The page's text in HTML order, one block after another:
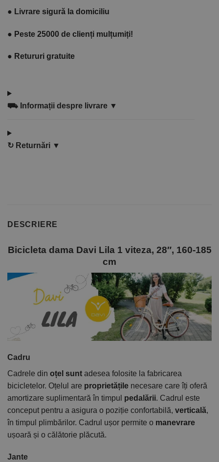
● Livrare sigură la domiciliu
● Peste 25000 de clienți mulțumiți!
● Retururi gratuite
⛟ Informații despre livrare ▼
↻ Returnări ▼
DESCRIERE
Bicicleta dama Davi Lila 1 viteza, 28″, 160-185
cm
Cadru
Cadrele din oțel sunt adesea folosite la fabricarea
bicicletelor. Oțelul are proprietățile necesare care îți oferă
amortizare suplimentară în timpul pedalării. Cadrul este
conceput pentru a asigura o poziție confortabilă, verticală,
în timpul plimbărilor. Cadrul ușor permite o manevrare
ușoară și o călătorie plăcută.
Jante